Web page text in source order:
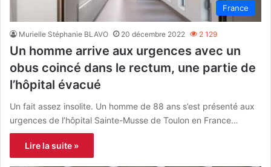
France
Murielle Stéphanie BLAVO 20 décembre 2022 2 129
Un homme arrive aux urgences avec un
obus coincé dans le rectum, une partie de
l’hôpital évacué
Un fait assez insolite. Un homme de 88 ans s’est présenté aux
urgences de l’hôpital Sainte-Musse de Toulon en France…
Lire la suite »